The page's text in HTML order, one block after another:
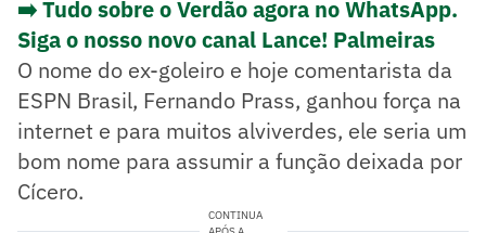
➡️ Tudo sobre o Verdão agora no WhatsApp.
Siga o nosso novo canal Lance! Palmeiras
O nome do ex-goleiro e hoje comentarista da
ESPN Brasil, Fernando Prass, ganhou força na
internet e para muitos alviverdes, ele seria um
bom nome para assumir a função deixada por
Cícero.
CONTINUA